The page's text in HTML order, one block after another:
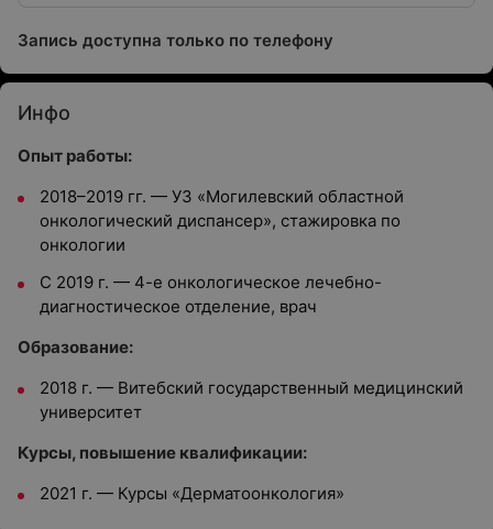
Запись доступна только по телефону
Инфо
Опыт работы:
2018–2019 гг. — УЗ «Могилевский областной
онкологический диспансер», стажировка по
онкологии
С 2019 г. — 4-е онкологическое лечебно-
диагностическое отделение, врач
Образование:
2018 г. — Витебский государственный медицинский
университет
Курсы, повышение квалификации:
2021 г. — Курсы «Дерматоонкология»